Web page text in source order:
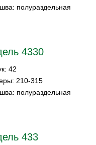
полураздельная
4330
42
210-315
полураздельная
433